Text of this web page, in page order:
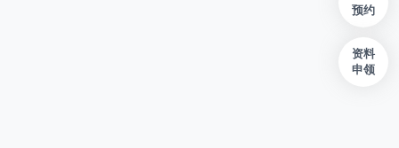
预约
资料
申领